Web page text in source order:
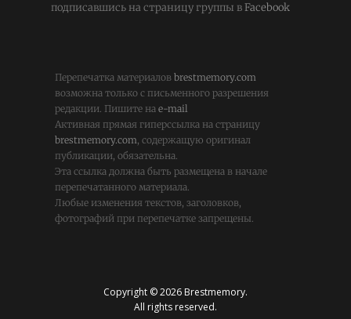
подписавшись на страницу группы вFacebook
Перепечатка материалов brestmemory.com
возможна только с письменного разрешения
редакции. Пишите на e-mail
Активная прямая гиперссылка на страницу
brestmemory.com, содержащую оригинал
публикации, обязательна.
Эта ссылка должна быть размещена в начале
перепечатанного материала.
Любые изменения текстов, заголовков,
фотографий при перепечатке запрещены.
Copyright © 2026 Brestmemory.
All rights reserved.